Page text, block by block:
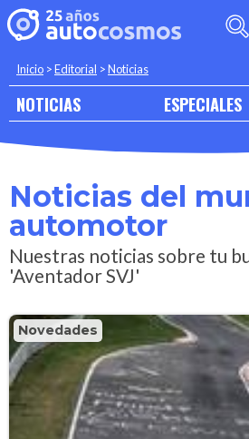
Inicio >Editorial >Noticias
NOTICIAS ESPECIALES
Noticias del
automotor
Nuestras noticias sobre tu
'Aventador SVJ'
Novedades